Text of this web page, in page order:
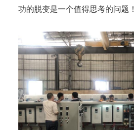
功的脱变是一个值得思考的问题！